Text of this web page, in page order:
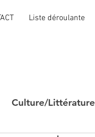
Liste déroulante
Culture/Littérature